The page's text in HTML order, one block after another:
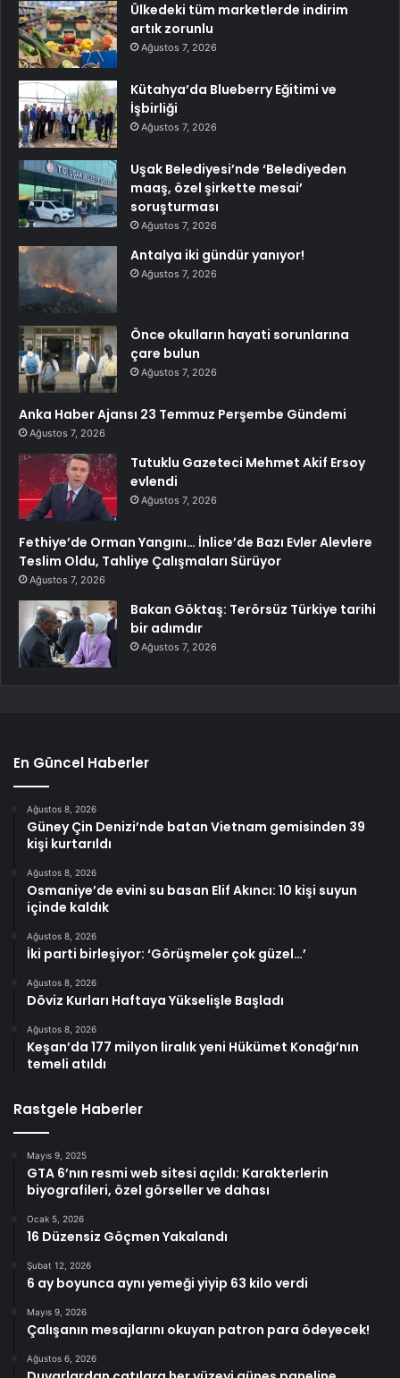
Ülkedeki tüm marketlerde indirim
artık zorunlu
Ağustos 7, 2026
Kütahya’da Blueberry Eğitimi ve
İşbirliği
Ağustos 7, 2026
Uşak Belediyesi’nde ‘Belediyeden
maaş, özel şirkette mesai’
soruşturması
Ağustos 7, 2026
Antalya iki gündür yanıyor!
Ağustos 7, 2026
Önce okulların hayati sorunlarına
çare bulun
Ağustos 7, 2026
Anka Haber Ajansı 23 Temmuz Perşembe Gündemi
Ağustos 7, 2026
Tutuklu Gazeteci Mehmet Akif Ersoy
evlendi
Ağustos 7, 2026
Fethiye’de Orman Yangını… İnlice’de Bazı Evler Alevlere
Teslim Oldu, Tahliye Çalışmaları Sürüyor
Ağustos 7, 2026
Bakan Göktaş: Terörsüz Türkiye tarihi
bir adımdır
Ağustos 7, 2026
En Güncel Haberler
Ağustos 8, 2026
Güney Çin Denizi’nde batan Vietnam gemisinden 39
kişi kurtarıldı
Ağustos 8, 2026
Osmaniye’de evini su basan Elif Akıncı: 10 kişi suyun
içinde kaldık
Ağustos 8, 2026
İki parti birleşiyor: ‘Görüşmeler çok güzel…’
Ağustos 8, 2026
Döviz Kurları Haftaya Yükselişle Başladı
Ağustos 8, 2026
Keşan’da 177 milyon liralık yeni Hükümet Konağı’nın
temeli atıldı
Rastgele Haberler
Mayıs 9, 2025
GTA 6’nın resmi web sitesi açıldı: Karakterlerin
biyografileri, özel görseller ve dahası
Ocak 5, 2026
16 Düzensiz Göçmen Yakalandı
Şubat 12, 2026
6 ay boyunca aynı yemeği yiyip 63 kilo verdi
Mayıs 9, 2026
Çalışanın mesajlarını okuyan patron para ödeyecek!
Ağustos 6, 2026